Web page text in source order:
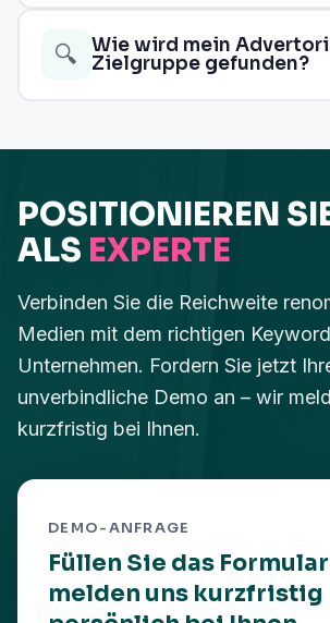
Sichtbarkeit für Ihr Unternehmen
Advertorial-Netzwerk →
Besonders für Unternehmen, die
Experten positionieren, Vertrauen
Sichtbarkeit und Glaubwürdigkeit
🔍
Wie wird mein
Zielgruppe gefunden?
des gewählten Mediums als auch
sichtbar. Ihr Content erscheint
klassischen Suchmaschinen,
Suchanfrage – auch in KI-
und Suchergebnissen.
POSITIONIEREN
ALS EXPERTE
Verbinden Sie die Reichweite
Medien mit dem richtigen
Unternehmen. Fordern Sie jetzt
unverbindliche Demo an – wir
kurzfristig bei Ihnen.
DEMO-ANFRAGE
Füllen Sie das
melden uns kurzfristig